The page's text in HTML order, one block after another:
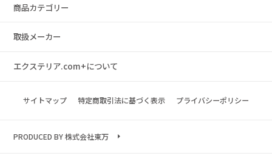
商品カテゴリー
取扱メーカー
エクステリア.com+について
サイトマップ 特定商取引法に基づく表示 プライバシーポリシー
PRODUCED BY 株式会社東万